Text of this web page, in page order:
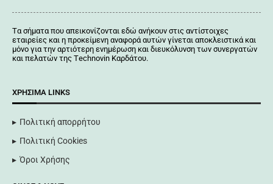
Tα σήματα που απεικονίζονται εδώ ανήκουν στις αντίστοιχες
εταιρείες και η προκείμενη αναφορά αυτών γίνεται αποκλειστικά και
μόνο για την αρτιότερη ενημέρωση και διευκόλυνση των συνεργατών
και πελατών της Τechnovin Kαρδάτου.
ΧΡΉΣΙΜΑ LINKS
Πολιτική απορρήτου
Πολιτική Cookies
Όροι Χρήσης